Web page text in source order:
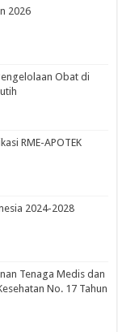
2026
Obat di
RME-APOTEK
2024-2028
Tenaga Medis dan
No. 17 Tahun